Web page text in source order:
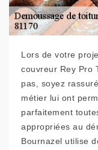
Lors de votre
couvreur Rey Pro
pas, soyez
métier lui ont
parfaitement
appropriées au
Bournazel utilise